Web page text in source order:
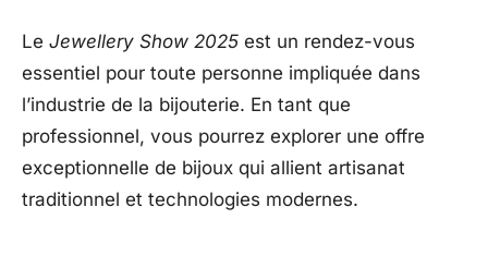
Le Jewellery Show 2025 est un rendez-vous
essentiel pour toute personne impliquée dans
l’industrie de la bijouterie. En tant que
professionnel, vous pourrez explorer une offre
exceptionnelle de bijoux qui allient artisanat
traditionnel et technologies modernes.